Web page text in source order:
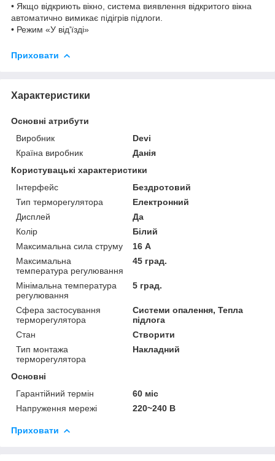
• Якщо відкриють вікно, система виявлення відкритого вікна
автоматично вимикає підігрів підлоги.
• Режим «У від'їзді»
Приховати
Характеристики
Основні атрибути
Виробник
Devi
Країна виробник
Данія
Користувацькі характеристики
Інтерфейс
Бездротовий
Тип терморегулятора
Електронний
Дисплей
Да
Колір
Білий
Максимальна сила струму
16 А
Максимальна
температура регулювання
45 град.
Мінімальна температура
регулювання
5 град.
Сфера застосування
терморегулятора
Системи опалення, Тепла
підлога
Стан
Створити
Тип монтажа
терморегулятора
Накладний
Основні
Гарантійний термін
60 міс
Напруження мережі
220~240 B
Приховати